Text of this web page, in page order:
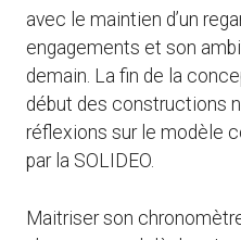
avec le maintien d’un
engagements et son
demain. La fin de la
début des constructions
réflexions sur le modèle
par la SOLIDEO.
Maitriser son